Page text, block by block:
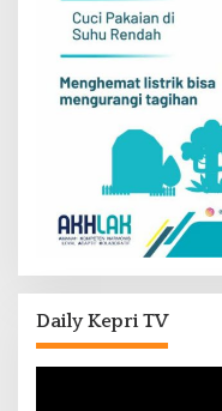
Daily Kepri TV